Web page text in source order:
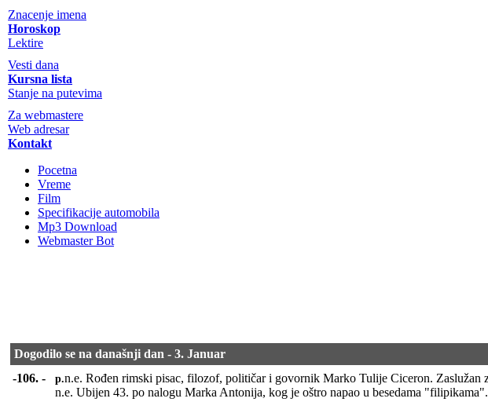
Znacenje imena
Horoskop
Lektire
Vesti dana
Kursna lista
Stanje na putevima
Za webmastere
Web adresar
Kontakt
Pocetna
Vreme
Film
Specifikacije automobila
Mp3 Download
Webmaster Bot
Dogodilo se na današnji dan - 3. Januar
-106. -
p.n.e. Rođen rimski pisac, filozof, političar i govornik Marko Tulije Ciceron. Zaslužan za prenošenje i popularizaciju grčke kulture i najznačajniji predstavnik eklekticizma u filozofiji poslednjeg veka
n.e. Ubijen 43. po nalogu Marka Antonija, kog je oštro napao u besedama "filipikama".